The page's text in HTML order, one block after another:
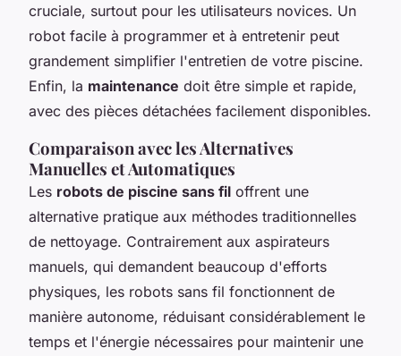
cruciale, surtout pour les utilisateurs novices. Un
robot facile à programmer et à entretenir peut
grandement simplifier l'entretien de votre piscine.
Enfin, la maintenance doit être simple et rapide,
avec des pièces détachées facilement disponibles.
Comparaison avec les Alternatives
Manuelles et Automatiques
Les robots de piscine sans fil offrent une
alternative pratique aux méthodes traditionnelles
de nettoyage. Contrairement aux aspirateurs
manuels, qui demandent beaucoup d'efforts
physiques, les robots sans fil fonctionnent de
manière autonome, réduisant considérablement le
temps et l'énergie nécessaires pour maintenir une